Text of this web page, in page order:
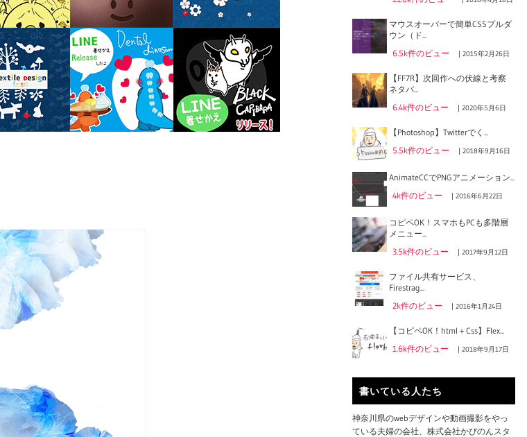
マウスオーバーで簡単CSSプルダ
ウン（ド...
6.5k件のビュー |2015年2月26日
【FF7R】次回作への伏線と考察
ネタバ...
6.4k件のビュー |2020年5月6日
【Photoshop】Twitterでく...
5.5k件のビュー |2018年9月16日
AnimateCCでPNGアニメーション...
4k件のビュー |2016年6月22日
コピペOK！スマホもPCも多階層
メニュー...
3.5k件のビュー |2017年9月12日
ファイル共有サービス、
Firestrag...
2k件のビュー |2016年1月24日
【コピペOK！html＋Css】Flex...
1.6k件のビュー |2018年9月17日
書いている人たち
神奈川県のwebデザインや動画撮影をやっ
ている夫婦の会社、株式会社かぴのんスタ